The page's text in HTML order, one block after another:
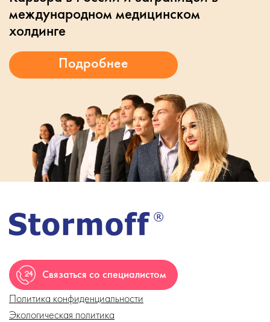
международном медицинском
холдинге
Связаться со специалистом
Политика конфиденциальности
Экологическая политика